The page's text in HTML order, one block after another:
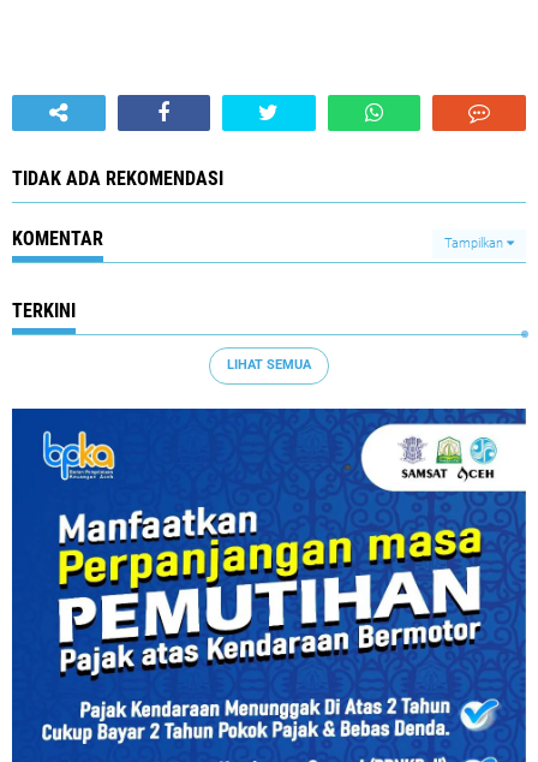
TIDAK ADA REKOMENDASI
KOMENTAR Tampilkan
TERKINI
LIHAT SEMUA